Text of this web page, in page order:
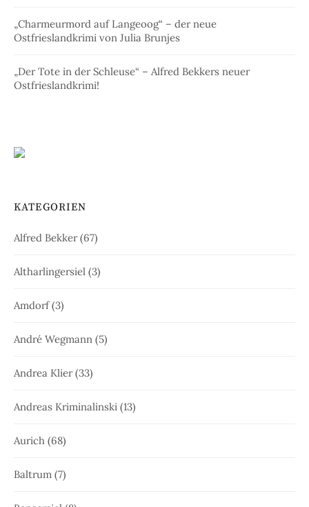
„Charmeurmord auf Langeoog“ – der neue
Ostfrieslandkrimi von Julia Brunjes
„Der Tote in der Schleuse“ – Alfred Bekkers neuer
Ostfrieslandkrimi!
KATEGORIEN
Alfred Bekker(67)
Altharlingersiel (3)
Amdorf(3)
André Wegmann (5)
Andrea Klier(33)
Andreas Kriminalinski (13)
Aurich (68)
Baltrum (7)